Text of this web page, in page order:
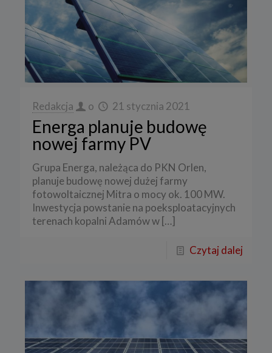
Redakcja o 21 stycznia 2021
Energa planuje budowę
nowej farmy PV
Grupa Energa, należąca do PKN Orlen,
planuje budowę nowej dużej farmy
fotowoltaicznej Mitra o mocy ok. 100 MW.
Inwestycja powstanie na poeksploatacyjnych
terenach kopalni Adamów w[…]
Czytaj dalej